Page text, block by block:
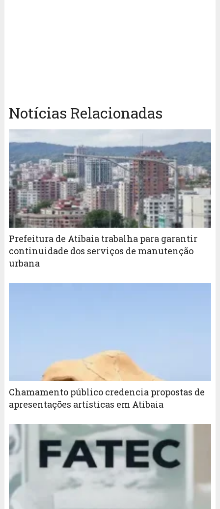
Notícias Relacionadas
Prefeitura de Atibaia trabalha para garantir
continuidade dos serviços de manutenção
urbana
Chamamento público credencia propostas de
apresentações artísticas em Atibaia